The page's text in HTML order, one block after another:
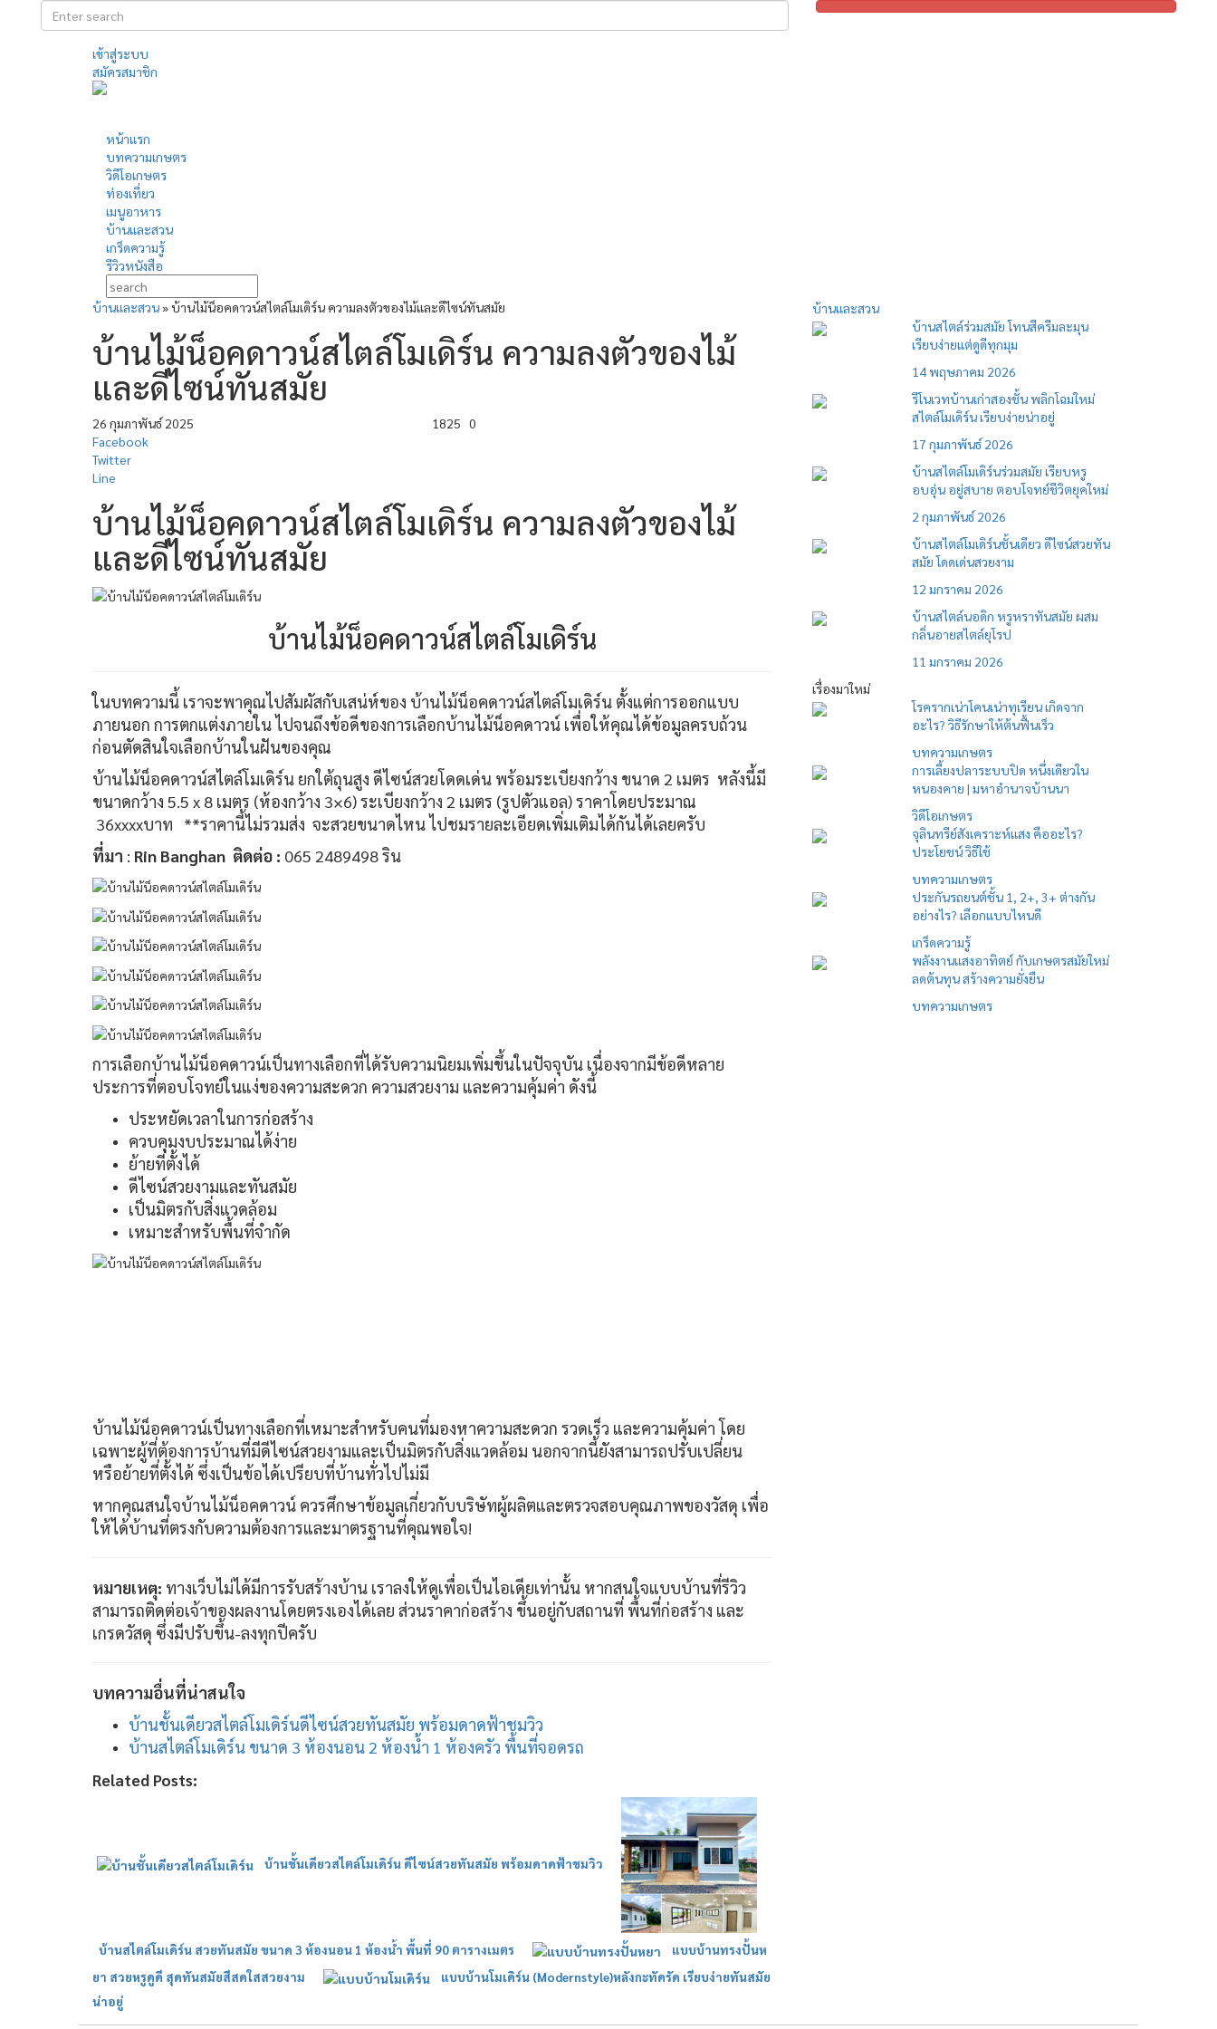
เข้าสู่ระบบ
สมัครสมาชิก
หน้าแรก
บทความเกษตร
วิดีโอเกษตร
ท่องเที่ยว
เมนูอาหาร
บ้านและสวน
เกร็ดความรู้
รีวิวหนังสือ
บ้านและสวน»บ้านไม้น็อคดาวน์สไตล์โมเดิร์น ความลงตัวของไม้และดีไซน์ทันสมัย
บ้านไม้น็อคดาวน์สไตล์โมเดิร์น ความลงตัวของไม้
และดีไซน์ทันสมัย
26 กุมภาพันธ์ 2025 1825 0
Facebook
Twitter
Line
บ้านไม้น็อคดาวน์สไตล์โมเดิร์น ความลงตัวของไม้
และดีไซน์ทันสมัย
บ้านไม้น็อคดาวน์สไตล์โมเดิร์น
ในบทความนี้ เราจะพาคุณไปสัมผัสกับเสน่ห์ของ บ้านไม้น็อคดาวน์สไตล์โมเดิร์น ตั้งแต่การออกแบบ
ภายนอก การตกแต่งภายใน ไปจนถึงข้อดีของการเลือกบ้านไม้น็อคดาวน์ เพื่อให้คุณได้ข้อมูลครบถ้วน
ก่อนตัดสินใจเลือกบ้านในฝันของคุณ
บ้านไม้น็อคดาวน์สไตล์โมเดิร์น ยกใต้ถุนสูง ดีไซน์สวยโดดเด่น พร้อมระเบียงกว้าง ขนาด 2 เมตร หลังนี้มี
ขนาดกว้าง 5.5 x 8 เมตร (ห้องกว้าง 3×6) ระเบียงกว้าง 2 เมตร (รูปตัวแอล) ราคาโดยประมาณ
36xxxxบาท **ราคานี้ไม่รวมส่ง จะสวยขนาดไหน ไปชมรายละเอียดเพิ่มเติมได้กันได้เลยครับ
ที่มา : Rin Banghan ติดต่อ : 065 2489498 ริน
การเลือกบ้านไม้น็อคดาวน์เป็นทางเลือกที่ได้รับความนิยมเพิ่มขึ้นในปัจจุบัน เนื่องจากมีข้อดีหลาย
ประการที่ตอบโจทย์ในแง่ของความสะดวก ความสวยงาม และความคุ้มค่า ดังนี้
ประหยัดเวลาในการก่อสร้าง
ควบคุมงบประมาณได้ง่าย
ย้ายที่ตั้งได้
ดีไซน์สวยงามและทันสมัย
เป็นมิตรกับสิ่งแวดล้อม
เหมาะสำหรับพื้นที่จำกัด
บ้านไม้น็อคดาวน์เป็นทางเลือกที่เหมาะสำหรับคนที่มองหาความสะดวก รวดเร็ว และความคุ้มค่า โดย
เฉพาะผู้ที่ต้องการบ้านที่มีดีไซน์สวยงามและเป็นมิตรกับสิ่งแวดล้อม นอกจากนี้ยังสามารถปรับเปลี่ยน
หรือย้ายที่ตั้งได้ ซึ่งเป็นข้อได้เปรียบที่บ้านทั่วไปไม่มี
หากคุณสนใจบ้านไม้น็อคดาวน์ ควรศึกษาข้อมูลเกี่ยวกับบริษัทผู้ผลิตและตรวจสอบคุณภาพของวัสดุ เพื่อ
ให้ได้บ้านที่ตรงกับความต้องการและมาตรฐานที่คุณพอใจ!
หมายเหตุ: ทางเว็บไม่ได้มีการรับสร้างบ้าน เราลงให้ดูเพื่อเป็นไอเดียเท่านั้น หากสนใจแบบบ้านที่รีวิว
สามารถติดต่อเจ้าของผลงานโดยตรงเองได้เลย ส่วนราคาก่อสร้าง ขึ้นอยู่กับสถานที่ พื้นที่ก่อสร้าง และ
เกรดวัสดุ ซึ่งมีปรับขึ้น-ลงทุกปีครับ
บทความอื่นที่น่าสนใจ
บ้านชั้นเดียวสไตล์โมเดิร์นดีไซน์สวยทันสมัย พร้อมดาดฟ้าชมวิว
บ้านสไตล์โมเดิร์น ขนาด 3 ห้องนอน 2 ห้องน้ำ 1 ห้องครัว พื้นที่จอดรถ
Related Posts:
บ้านชั้นเดียวสไตล์โมเดิร์น ดีไซน์สวยทันสมัย พร้อมดาดฟ้าชมวิว
บ้านสไตล์โมเดิร์น สวยทันสมัย ขนาด 3 ห้องนอน 1 ห้องน้ำ พื้นที่ 90 ตารางเมตร
แบบบ้านทรงปั้นห
ยา สวยหรูดูดี สุดทันสมัยสีสดใสสวยงาม
แบบบ้านโมเดิร์น (Modernstyle)หลังกะทัดรัด เรียบง่ายทันสมัย
น่าอยู่
บ้านและสวน
บ้านสไตล์ร่วมสมัย โทนสีครีมละมุน
เรียบง่ายแต่ดูดีทุกมุม
14 พฤษภาคม 2026
รีโนเวทบ้านเก่าสองชั้น พลิกโฉมใหม่
สไตล์โมเดิร์น เรียบง่ายน่าอยู่
17 กุมภาพันธ์ 2026
บ้านสไตล์โมเดิร์นร่วมสมัย เรียบหรู
อบอุ่น อยู่สบาย ตอบโจทย์ชีวิตยุคใหม่
2 กุมภาพันธ์ 2026
บ้านสไตล์โมเดิร์นชั้นเดียว ดีไซน์สวยทัน
สมัย โดดเด่นสวยงาม
12 มกราคม 2026
บ้านสไตล์นอดิก หรูหราทันสมัย ผสม
กลิ่นอายสไตล์ยุโรป
11 มกราคม 2026
เรื่องมาใหม่
โรครากเน่าโคนเน่าทุเรียน เกิดจาก
อะไร? วิธีรักษาให้ต้นฟื้นเร็ว
บทความเกษตร
การเลี้ยงปลาระบบปิด หนึ่งเดียวใน
หนองคาย | มหาอำนาจบ้านนา
วิดีโอเกษตร
จุลินทรีย์สังเคราะห์แสง คืออะไร?
ประโยชน์ วิธีใช้
บทความเกษตร
ประกันรถยนต์ชั้น 1, 2+, 3+ ต่างกัน
อย่างไร? เลือกแบบไหนดี
เกร็ดความรู้
พลังงานแสงอาทิตย์ กับเกษตรสมัยใหม่
ลดต้นทุน สร้างความยั่งยืน
บทความเกษตร